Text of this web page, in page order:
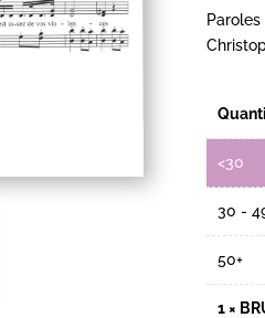
<30
30 -
50+
1 ×